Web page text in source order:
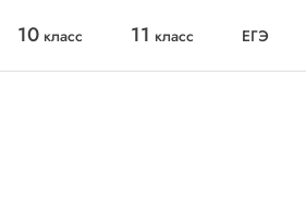
10 класс 11 класс ЕГЭ